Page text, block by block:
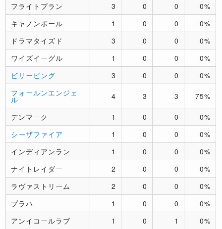
フライトプラン
3 0 0
0%
キャノンボール
1 0 0
0%
ドラマタイズド
3 0 0
0%
ワイズイーグル
1 0 0
0%
ビリービング
3 0 0
0%
フォールンエンジェ
ル 4 3 3 75%
デンマーク 1 0 0
0%
シーザファイア
1 0 0
0%
インディアンラン
1 0 0
0%
ナイトレイダー
2 0 0
0%
ラヴァストリーム
2 0 0
0%
プラハ
1 0 0
0%
アンイコールラブ
1 0 1
0%